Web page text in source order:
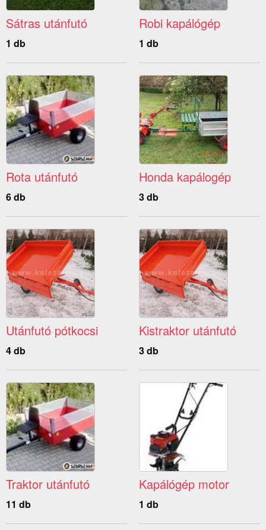
Sátras utánfutó
1 db
Robi kapálógép
1 db
Rota utánfutó
6 db
Honda kapálogép
3 db
Utánfutó pótkocsi
4 db
Kistraktor utánfutó
3 db
Traktor utánfutó
11 db
Kapálógép motor
1 db